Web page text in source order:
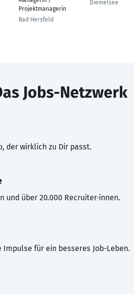
Projektmanagerin
Bad Hersfeld
Diemelsee
Jobs-Netzwerk
der wirklich zu Dir passt.
und über 20.000 Recruiter·innen.
für ein besseres Job-Leben.